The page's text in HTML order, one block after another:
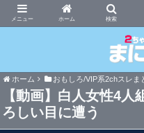
ホーム
まにゅそく 2chま
ホーム おもしろ/VIP系2chスレま
【動画】白人女性4
ろしい目に遭う